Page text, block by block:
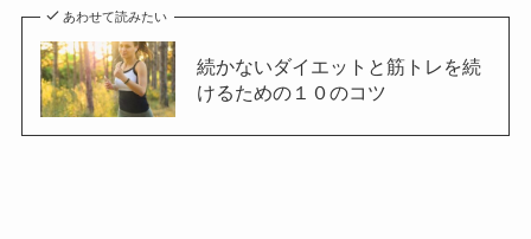
あわせて読みたい
続かないダイエットと筋トレを続
けるための１０のコツ